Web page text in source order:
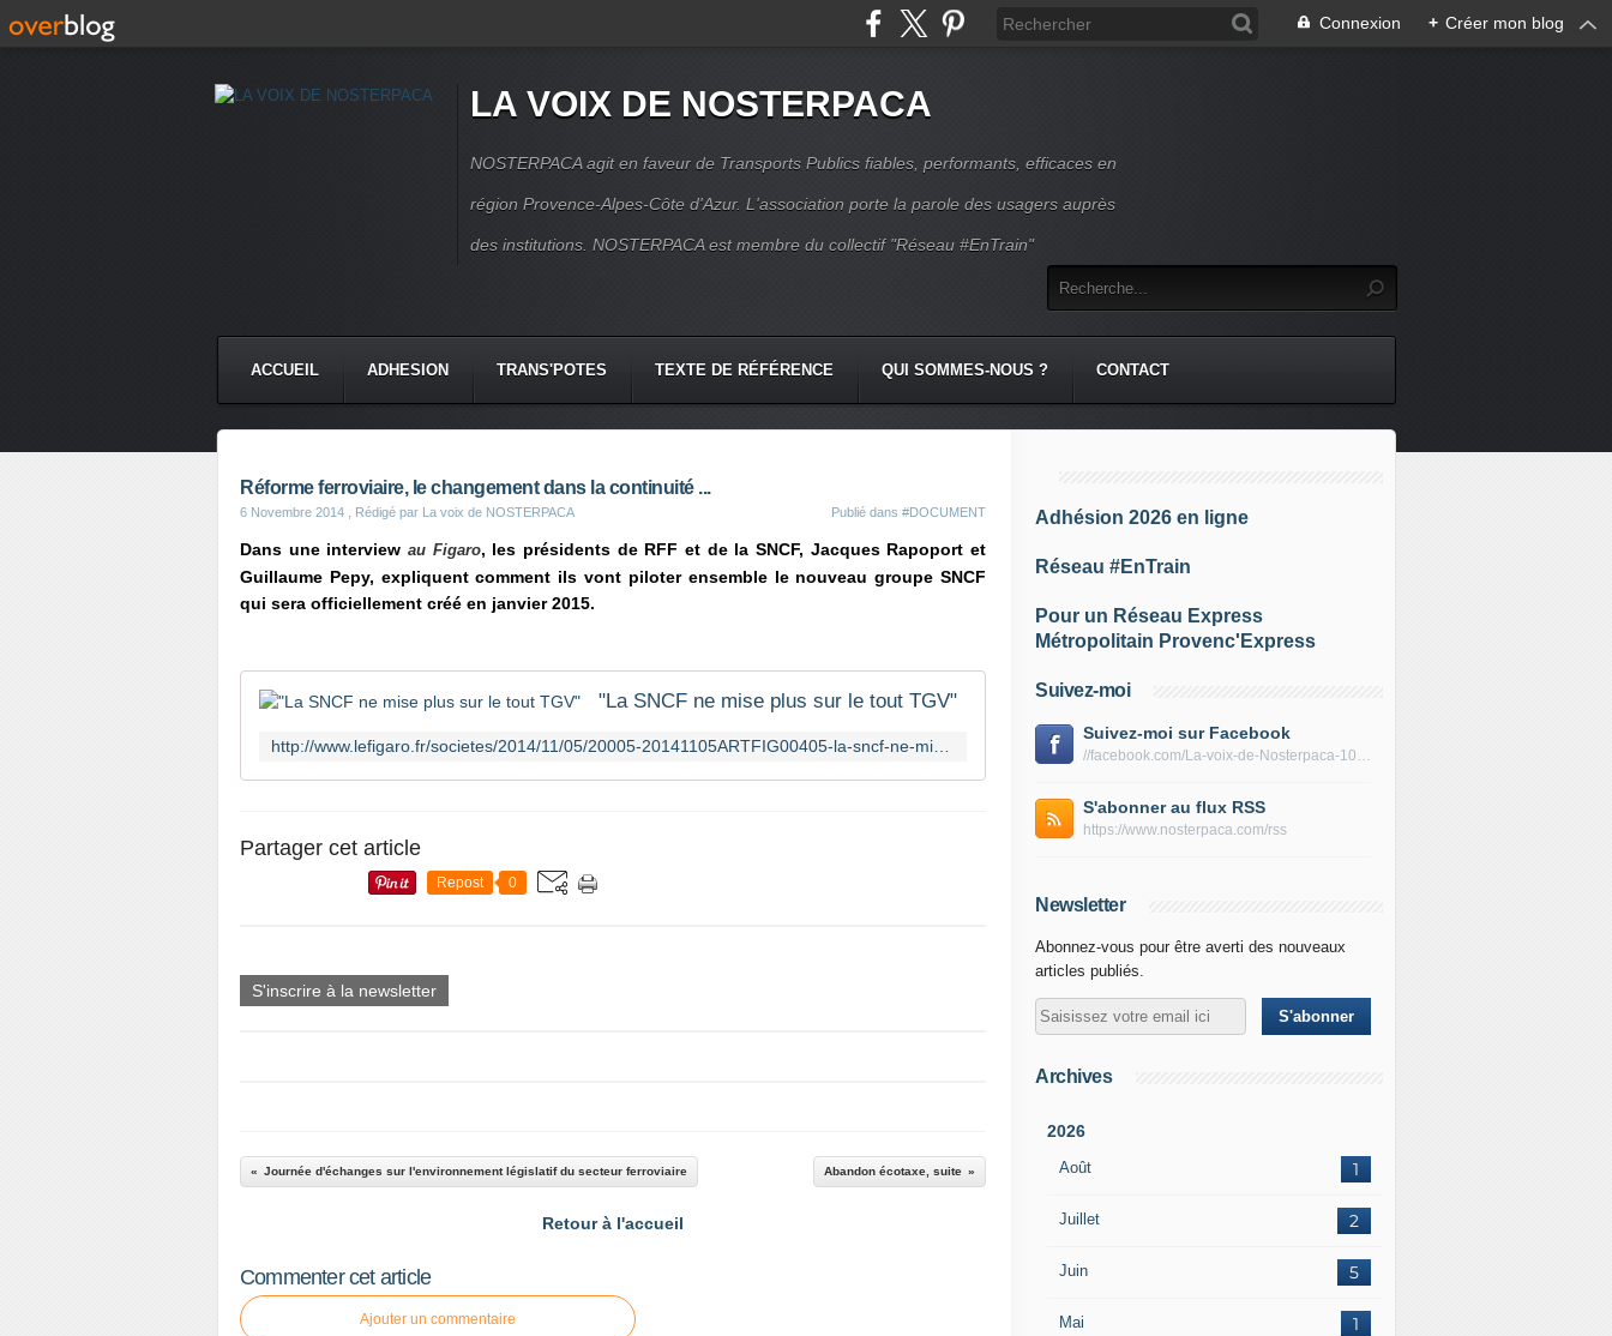
Connexion + Créer mon blog
LA VOIX DE NOSTERPACA
NOSTERPACA agit en faveur de Transports Publics fiables, performants, efficaces en
région Provence-Alpes-Côte d'Azur. L'association porte la parole des usagers auprès
des institutions. NOSTERPACA est membre du collectif "Réseau #EnTrain"
ACCUEIL ADHESION TRANS'POTES TEXTE DE RÉFÉRENCE QUI SOMMES-NOUS ? CONTACT
Réforme ferroviaire, le changement dans la continuité ...
6 Novembre 2014 , Rédigé par La voix de NOSTERPACA Publié dans #DOCUMENT
Dans une interview au Figaro, les présidents de RFF et de la SNCF, Jacques Rapoport et
Guillaume Pepy, expliquent comment ils vont piloter ensemble le nouveau groupe SNCF
qui sera officiellement créé en janvier 2015.
"La SNCF ne mise plus sur le tout TGV"
Partager cet article
Repost 0
S'inscrire à la newsletter
Journée d'échanges sur l'environnement législatif du secteur ferroviaire Abandon écotaxe, suite
Retour à l'accueil
Commenter cet article
Ajouter un commentaire
Adhésion 2026 en ligne
Réseau #EnTrain
Pour un Réseau Express
Métropolitain Provenc'Express
Suivez-moi
Suivez-moi sur Facebook
//facebook.com/La-voix-de-Nosterpaca-106434384284735
S'abonner au flux RSS
https://www.nosterpaca.com/rss
Newsletter
Abonnez-vous pour être averti des nouveaux
articles publiés.
Archives
2026
Août 1
Juillet 2
Juin 5
Mai 1